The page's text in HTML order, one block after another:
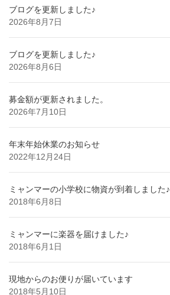
ブログを更新しました♪
2026年8月7日
ブログを更新しました♪
2026年8月6日
募金額が更新されました。
2026年7月10日
年末年始休業のお知らせ
2022年12月24日
ミャンマーの小学校に物資が到着しました♪
2018年6月8日
ミャンマーに楽器を届けました♪
2018年6月1日
現地からのお便りが届いています
2018年5月10日